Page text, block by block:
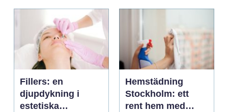
Fillers: en
djupdykning i
estetiska
Hemstädning
Stockholm: ett
rent hem med